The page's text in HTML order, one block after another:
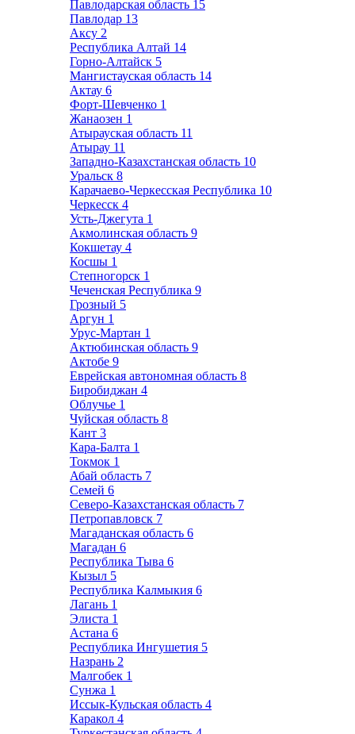
Павлодарская область 15
Павлодар 13
Аксу 2
Республика Алтай 14
Горно-Алтайск 5
Мангистауская область 14
Актау 6
Форт-Шевченко 1
Жанаозен 1
Атырауская область 11
Атырау 11
Западно-Казахстанская область 10
Уральск 8
Карачаево-Черкесская Республика 10
Черкесск 4
Усть-Джегута 1
Акмолинская область 9
Кокшетау 4
Косшы 1
Степногорск 1
Чеченская Республика 9
Грозный 5
Аргун 1
Урус-Мартан 1
Актюбинская область 9
Актобе 9
Еврейская автономная область 8
Биробиджан 4
Облучье 1
Чуйская область 8
Кант 3
Кара-Балта 1
Токмок 1
Абай область 7
Семей 6
Северо-Казахстанская область 7
Петропавловск 7
Магаданская область 6
Магадан 6
Республика Тыва 6
Кызыл 5
Республика Калмыкия 6
Лагань 1
Элиста 1
Астана 6
Республика Ингушетия 5
Назрань 2
Малгобек 1
Сунжа 1
Иссык-Кульская область 4
Каракол 4